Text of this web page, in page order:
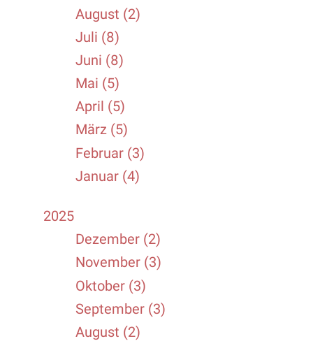
August (2)
Juli (8)
Juni (8)
Mai (5)
April (5)
März (5)
Februar (3)
Januar (4)
2025
Dezember (2)
November (3)
Oktober (3)
September (3)
August (2)